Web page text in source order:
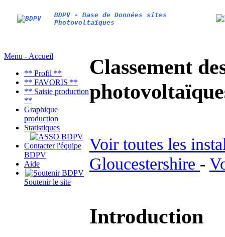
BDPV - Base de Données sites
Photovoltaïques
Menu - Accueil
** Profil **
** FAVORIS **
** Saisie production
**
Graphique
production
Statistiques
Contacter l'équipe
BDPV
Aide
Soutenir le site
Classement
Voir toutes les
Gloucestershire -
Introduction